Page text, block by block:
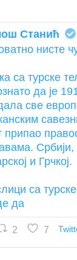
Станић
нисте
са турске
да је
све
припао
Србији,
и Грчкој.
са
да
2 7